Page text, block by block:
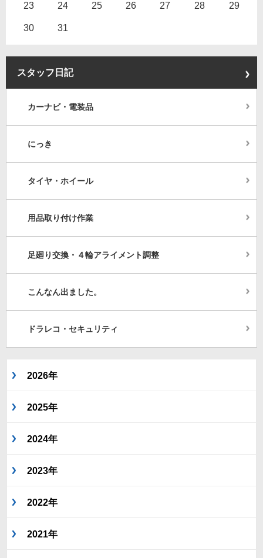
23 24 25 26 27 28 29
30 31
スタッフ日記
カーナビ・電装品
にっき
タイヤ・ホイール
用品取り付け作業
足廻り交換・４輪アライメント調整
こんなん出ました。
ドラレコ・セキュリティ
2026年
2025年
2024年
2023年
2022年
2021年